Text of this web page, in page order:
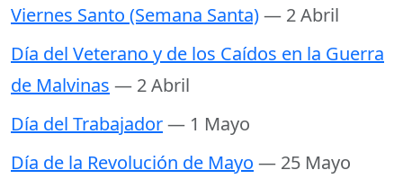
Viernes Santo (Semana Santa)— 2 Abril
Día del Veterano y de los Caídos en la Guerra
de Malvinas — 2 Abril
Día del Trabajador— 1 Mayo
Día de la Revolución de Mayo — 25 Mayo